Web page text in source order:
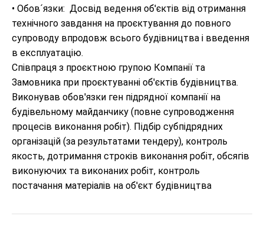
• Обов´язки:  Досвід ведення об'єктів від отримання
технічного завдання на проєктування до повного
супроводу впродовж всього будівництва і введення
в експлуатацію.
Співпраця з проєктною групою Компанії та
Замовника при проєктуванні об'єктів будівництва.
Виконував обов'язки ген підрядної компанії на
будівельному майданчику (повне супроводження
процесів виконання робіт). Підбір субпідрядних
організацій (за результатами тендеру), контроль
якость, дотримання строків виконання робіт, обсягів
виконуючих та виконаних робіт, контроль
постачання матеріалів на об'єкт будівництва